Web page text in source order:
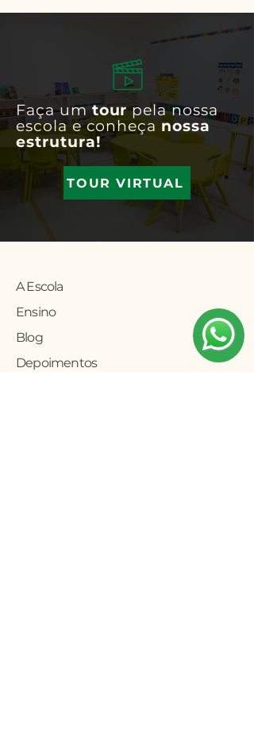
Faça umtourpela nossa
escola e conheçanossa
estrutura!
TOUR VIRTUAL
A Escola
Ensino
Blog
Depoimentos